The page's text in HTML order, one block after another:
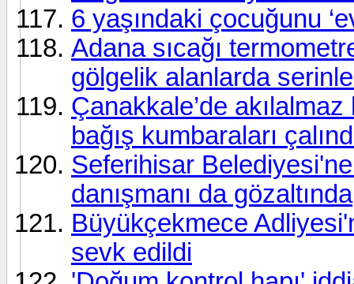
6 yaşındaki çocuğunu
Adana sıcağı
gölgelik alanlarda
Çanakkale’de akılalmaz
bağış kumbaraları
Seferihisar
danışmanı da gözaltında
Büyükçekmece
sevk edildi